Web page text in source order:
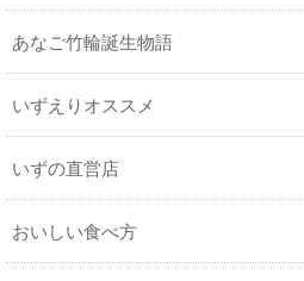
あなご竹輪誕生物語
いずえりオススメ
いずの直営店
おいしい食べ方